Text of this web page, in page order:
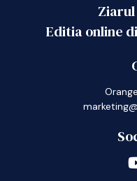
Editia online